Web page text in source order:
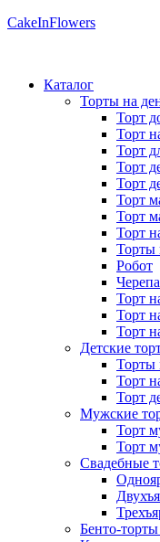
CakeInFlowers
Каталог
Торты на
Торт
Торт
Торт
Торт
Торт
Торт
Торт
Торт
Торты
Робот
Торт
Торт
Торт
Детские
Торты
Торт
Торт
Мужские
Торт
Торт
Свадебные
Бенто-